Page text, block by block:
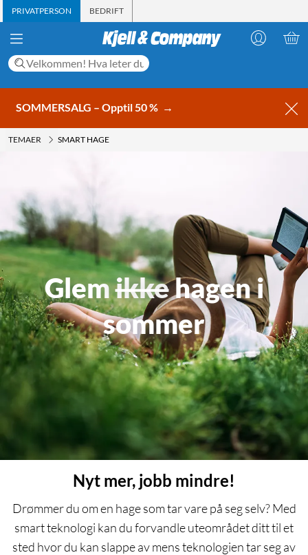
PRIVATPERSON BEDRIFT
SOMMERSALG – Opptil 50 % →
TEMAER SMART HAGE
Glemikkehagen i
sommer
Nyt mer, jobb mindre!
Drømmer du om en hage som tar vare på seg selv? Med
smart teknologi kan du forvandle uteområdet ditt til et
sted hvor du kan slappe av mens teknologien tar seg av